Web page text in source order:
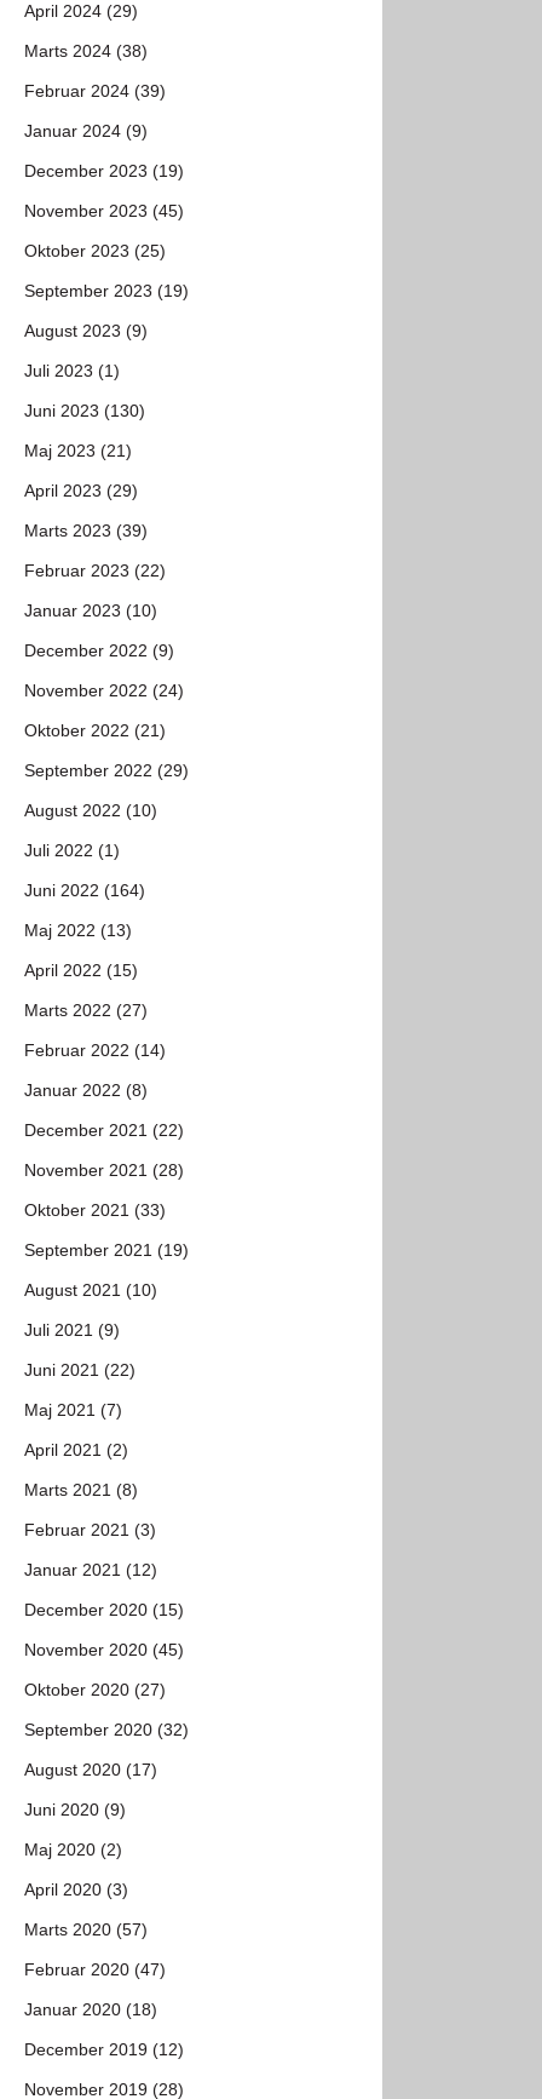
April 2024 (29)
Marts 2024 (38)
Februar 2024 (39)
Januar 2024 (9)
December 2023 (19)
November 2023 (45)
Oktober 2023 (25)
September 2023 (19)
August 2023 (9)
Juli 2023 (1)
Juni 2023 (130)
Maj 2023 (21)
April 2023 (29)
Marts 2023 (39)
Februar 2023 (22)
Januar 2023 (10)
December 2022 (9)
November 2022 (24)
Oktober 2022 (21)
September 2022 (29)
August 2022 (10)
Juli 2022 (1)
Juni 2022 (164)
Maj 2022 (13)
April 2022 (15)
Marts 2022 (27)
Februar 2022 (14)
Januar 2022 (8)
December 2021 (22)
November 2021 (28)
Oktober 2021 (33)
September 2021 (19)
August 2021 (10)
Juli 2021 (9)
Juni 2021 (22)
Maj 2021 (7)
April 2021 (2)
Marts 2021 (8)
Februar 2021 (3)
Januar 2021 (12)
December 2020 (15)
November 2020 (45)
Oktober 2020 (27)
September 2020 (32)
August 2020 (17)
Juni 2020 (9)
Maj 2020 (2)
April 2020 (3)
Marts 2020 (57)
Februar 2020 (47)
Januar 2020 (18)
December 2019 (12)
November 2019 (28)